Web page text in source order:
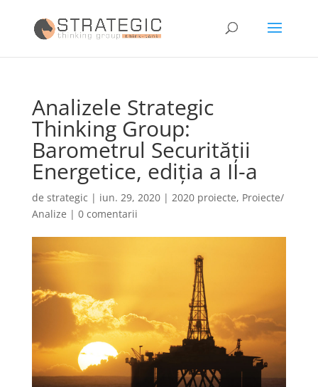
Analizele Strategic
Thinking Group:
Barometrul Securității
Energetice, ediția a II-a
de strategic | iun. 29, 2020| 2020 proiecte, Proiecte/
Analize | 0 comentarii